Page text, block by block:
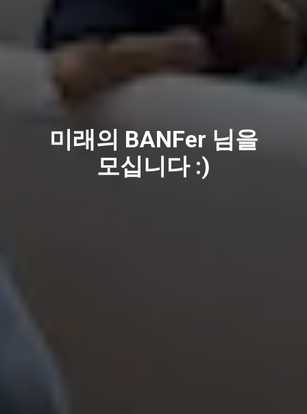
미래의 BANFer 님을
모십니다 :)​